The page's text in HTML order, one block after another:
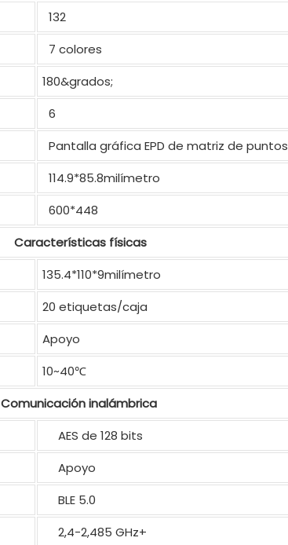
132
7 colores
180&grados;
6
Pantalla gráfica EPD de matriz de puntos
114.9*85.8milímetro
600*448
Características físicas
135.4*110*9milímetro
20 etiquetas/caja
Apoyo
10~40℃
Comunicación inalámbrica
AES de 128 bits
Apoyo
BLE 5.0
2,4-2,485 GHz+